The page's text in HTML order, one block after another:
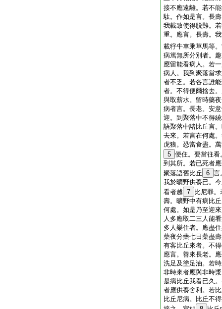
接不應遠離。若不
駄。作如是言。長
我載致使得脱難。
重。應言。長壽。
載牸牛車乘草馬等
病篤無所分別者。
應留能看病人。若
病人。我到聚落當
者不乏。若各言誰
者。不得便爾捨去
與取薪水。留時藥
病者言。長老。安
迎。到聚落中不得
語聚落中諸比丘言
去來。若言在何處
虎狼。恐當食盡。
5 便住。要當往
到其所。若已死者
聚落語舊比丘 6 言
我於曠野供養已。
看者越 7
比尼罪
壽。曠野中有病比
何處。如是乃至迎
人多應取二三人能
多人樂住者。應盡
藥夜分藥七日藥盡
有客比丘來者。不
應言。善來長老。
洗足及塗足油。若
非時來者應與非時
是病比丘我看已久
者應供養舍利。若
比丘尼病。比丘不